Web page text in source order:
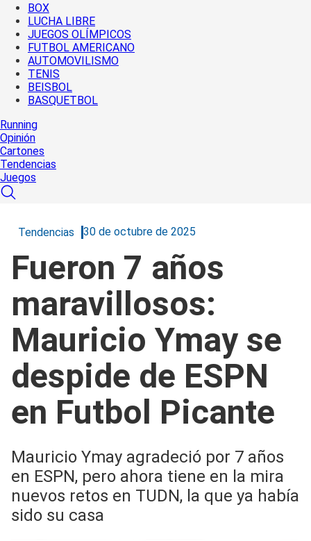
BOX
LUCHA LIBRE
JUEGOS OLÍMPICOS
FUTBOL AMERICANO
AUTOMOVILISMO
TENIS
BEISBOL
BASQUETBOL
Running
Opinión
Cartones
Tendencias
Juegos
Tendencias 30 de octubre de 2025
Fueron 7 años
maravillosos:
Mauricio Ymay se
despide de ESPN
en Futbol Picante
Mauricio Ymay agradeció por 7 años
en ESPN, pero ahora tiene en la mira
nuevos retos en TUDN, la que ya había
sido su casa